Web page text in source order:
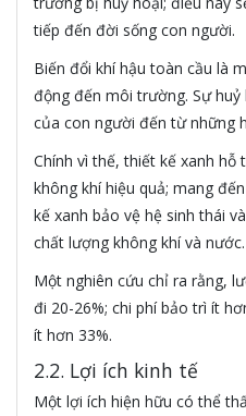
tiếp đến đời sống con người.
Biến đổi khí hậu toàn cầu là
động đến môi trường. Sự
của con người đến từ những
Chính vì thế, thiết kế xanh hỗ
không khí hiệu quả; mang
kế xanh bảo vệ hệ sinh thái
chất lượng không khí và nước.
Một nghiên cứu chỉ ra rằng,
đi 20-26%; chi phí bảo trì ít
ít hơn 33%.
2.2. Lợi ích kinh tế
Một lợi ích hiện hữu có thể